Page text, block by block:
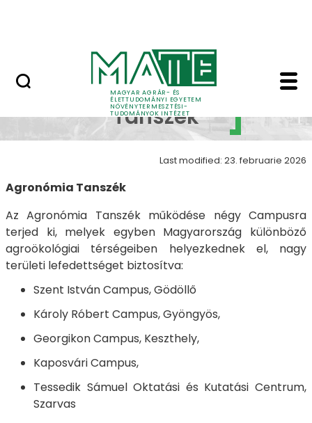
MAGYAR AGRÁR- ÉS
ÉLETTUDOMÁNYI EGYETEM
NÖVÉNYTERMESZTÉSI-
TUDOMÁNYOK INTÉZET
Agronómia Tanszék
Agronómia
Tanszék
Last modified: 23. februarie 2026
Agronómia Tanszék
Az Agronómia Tanszék működése négy Campusra
terjed ki, melyek egyben Magyarország különböző
agroökológiai térségeiben helyezkednek el, nagy
területi lefedettséget biztosítva:
Szent István Campus, Gödöllő
Károly Róbert Campus, Gyöngyös,
Georgikon Campus, Keszthely,
Kaposvári Campus,
Tessedik Sámuel Oktatási és Kutatási Centrum,
Szarvas